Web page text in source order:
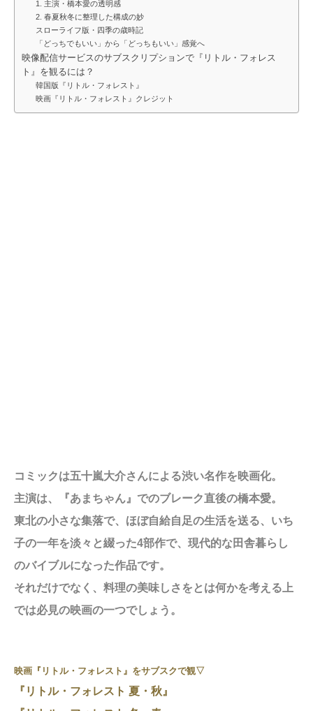
1. 主演・橋本愛の透明感
2. 春夏秋冬に整理した構成の妙
スローライフ版・四季の歳時記
「どっちでもいい」から「どっちもいい」感覚へ
映像配信サービスのサブスクリプションで『リトル・フォレス
ト』を観るには？
韓国版『リトル・フォレスト』
映画『リトル・フォレスト』クレジット
コミックは五十嵐大介さんによる渋い名作を映画化。
主演は、『あまちゃん』でのブレーク直後の橋本愛。
東北の小さな集落で、ほぼ自給自足の生活を送る、いち
子の一年を淡々と綴った4部作で、現代的な田舎暮らし
のバイブルになった作品です。
それだけでなく、料理の美味しさをとは何かを考える上
では必見の映画の一つでしょう。
映画『リトル・フォレスト』をサブスクで観▽
『リトル・フォレスト 夏・秋』